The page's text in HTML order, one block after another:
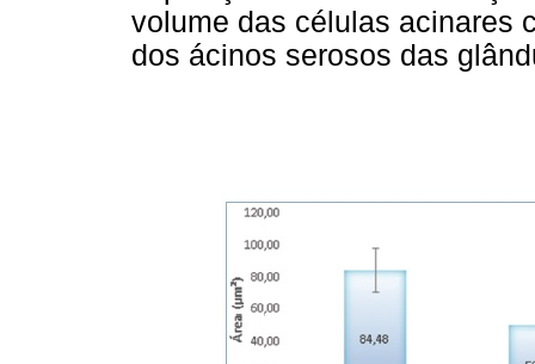
volume das células acinares
dos ácinos serosos das